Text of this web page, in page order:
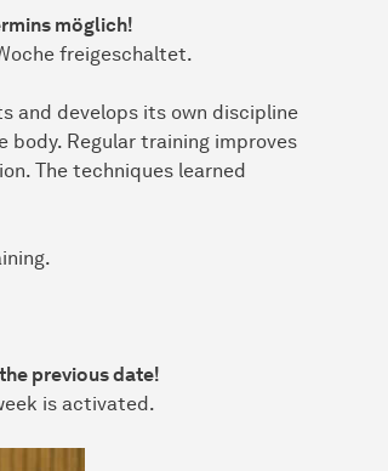
möglich!
freigeschaltet.
and develops its own discipline
Regular training improves
The techniques learned
previous date!
is activated.